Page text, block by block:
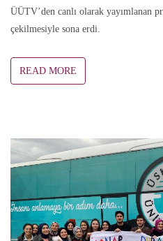
ÜÜTV’den canlı olarak yayımlanan
çekilmesiyle sona erdi.
READ MORE